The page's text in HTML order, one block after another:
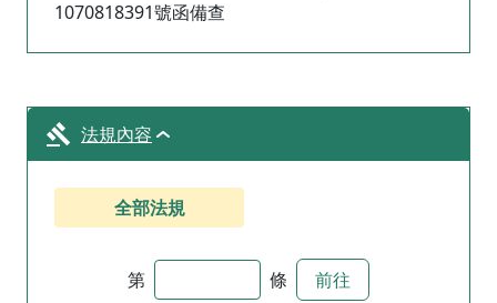
1070818391號函備查
法規內容
全部法規
第 條
前往